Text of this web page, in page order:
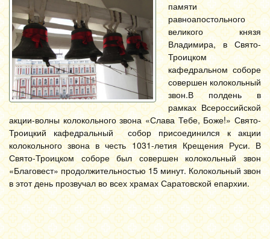
памяти
равноапостольного
великого князя
Владимира, в Свято-
Троицком
кафедральном соборе
совершен колокольный
звон.В полдень в
рамках Всероссийской
акции-волны колокольного звона «Слава Тебе, Боже!» Свято-
Троицкий кафедральный собор присоединился к акции
колокольного звона в честь 1031-летия Крещения Руси. В
Свято-Троицком соборе был совершен колокольный звон
«Благовест» продолжительностью 15 минут. Колокольный звон
в этот день прозвучал во всех храмах Саратовской епархии.